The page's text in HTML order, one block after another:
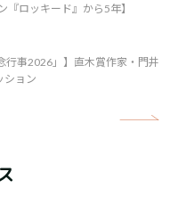
『ロッキード』から5年】
行事2026」】直木賞作家・門井
ション